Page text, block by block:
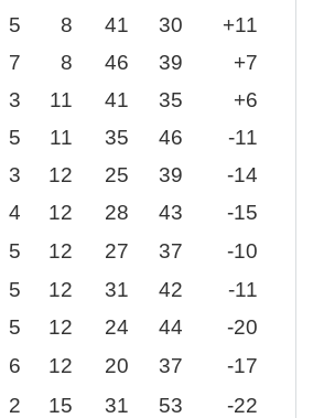
5 8 41 30
+11
7 8 46 39
+7
3 11 41 35
+6
5 11 35 46
-11
3 12 25 39
-14
4 12 28 43
-15
5 12 27 37
-10
5 12 31 42
-11
5 12 24 44
-20
6 12 20 37
-17
2 15 31 53 -22